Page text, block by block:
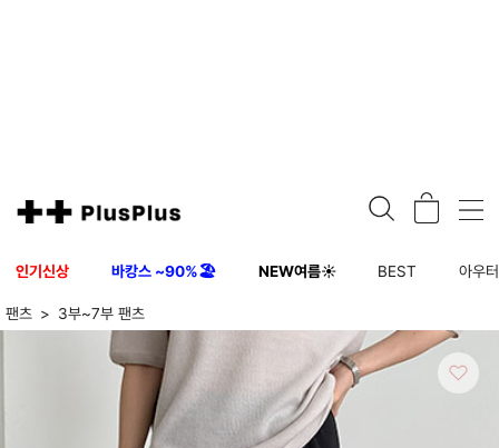
인기신상 바캉스 ~90%🏖️ NEW여름☀️ BEST 아우터
팬츠 3부~7부 팬츠